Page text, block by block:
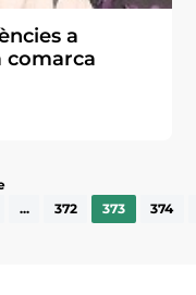
a
comarca
... 372 373 374